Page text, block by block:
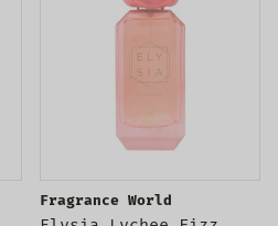
Fragrance World